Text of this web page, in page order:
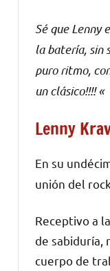
Sé que Lenny
la batería, sin
puro ritmo,
un clásico!!!! «
Lenny
En su
unión del
Receptivo a
de sabiduría,
cuerpo de